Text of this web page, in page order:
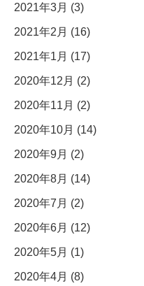
2021年3月 (3)
2021年2月 (16)
2021年1月 (17)
2020年12月 (2)
2020年11月 (2)
2020年10月 (14)
2020年9月 (2)
2020年8月 (14)
2020年7月 (2)
2020年6月 (12)
2020年5月 (1)
2020年4月 (8)